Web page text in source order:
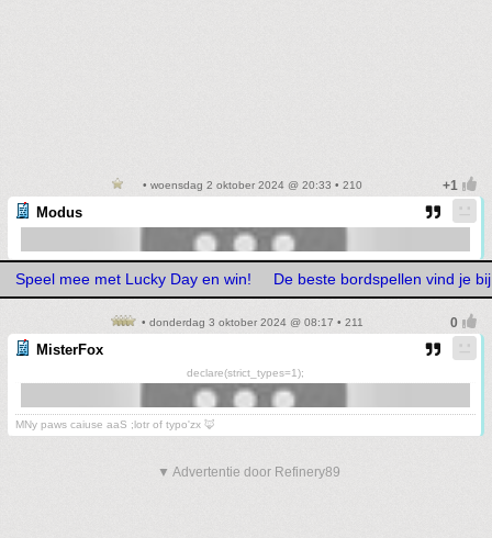
• woensdag 2 oktober 2024 @ 20:33 • 210
Modus
Speel mee met Lucky Day en win! De beste bordspellen vind je
• donderdag 3 oktober 2024 @ 08:17 • 211
MisterFox
declare(strict_types=1);
MNy paws caiuse aaS ;lotr of typo'zx 🦊
▼ Advertentie door Refinery89